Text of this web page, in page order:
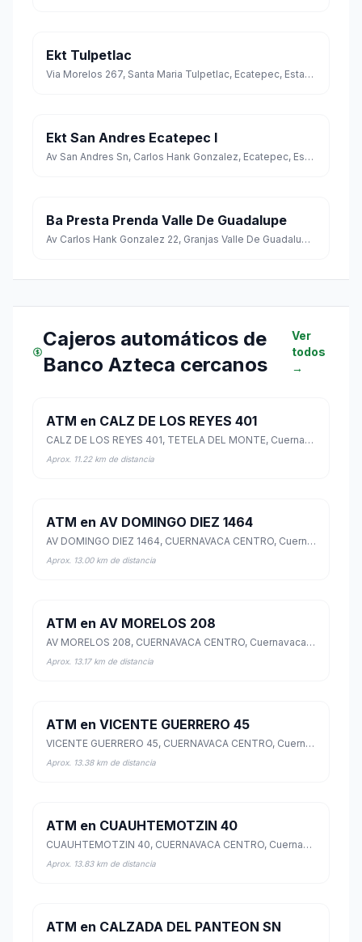
Ekt Tulpetlac
Via Morelos 267, Santa Maria Tulpetlac, Ecatepec, Estado de México
Ekt San Andres Ecatepec I
Av San Andres Sn, Carlos Hank Gonzalez, Ecatepec, Estado de México
Ba Presta Prenda Valle De Guadalupe
Av Carlos Hank Gonzalez 22, Granjas Valle De Guadalupe, Ecatepec, Estado de México
Cajeros automáticos de
Banco Azteca cercanos
Ver
todos
→
ATM en CALZ DE LOS REYES 401
CALZ DE LOS REYES 401, TETELA DEL MONTE, Cuernavaca, Morelos
Aprox. 11.22 km de distancia
ATM en AV DOMINGO DIEZ 1464
AV DOMINGO DIEZ 1464, CUERNAVACA CENTRO, Cuernavaca, Morelos
Aprox. 13.00 km de distancia
ATM en AV MORELOS 208
AV MORELOS 208, CUERNAVACA CENTRO, Cuernavaca, Morelos
Aprox. 13.17 km de distancia
ATM en VICENTE GUERRERO 45
VICENTE GUERRERO 45, CUERNAVACA CENTRO, Cuernavaca, Morelos
Aprox. 13.38 km de distancia
ATM en CUAUHTEMOTZIN 40
CUAUHTEMOTZIN 40, CUERNAVACA CENTRO, Cuernavaca, Morelos
Aprox. 13.83 km de distancia
ATM en CALZADA DEL PANTEON SN